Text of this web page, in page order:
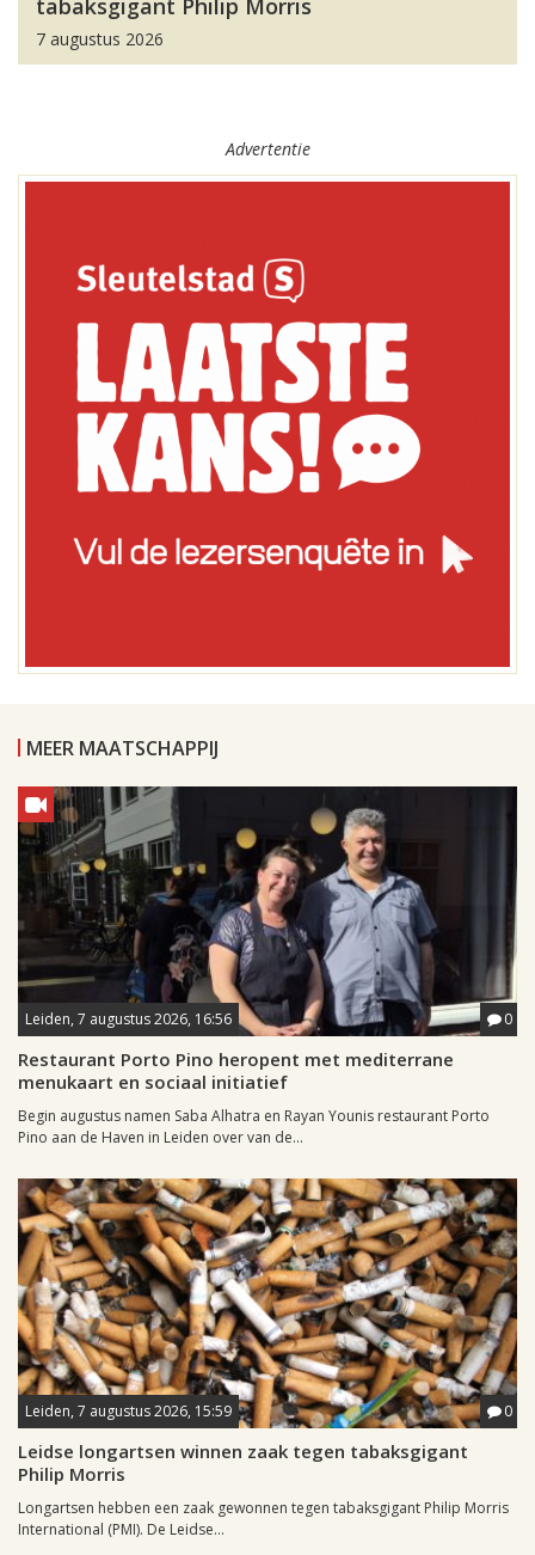
tabaksgigant Philip Morris
7 augustus 2026
Advertentie
MEER MAATSCHAPPIJ
Leiden, 7 augustus 2026, 16:56 0
Restaurant Porto Pino heropent met mediterrane
menukaart en sociaal initiatief
Begin augustus namen Saba Alhatra en Rayan Younis restaurant Porto
Pino aan de Haven in Leiden over van de...
Leiden, 7 augustus 2026, 15:59 0
Leidse longartsen winnen zaak tegen tabaksgigant
Philip Morris
Longartsen hebben een zaak gewonnen tegen tabaksgigant Philip Morris
International (PMI). De Leidse...